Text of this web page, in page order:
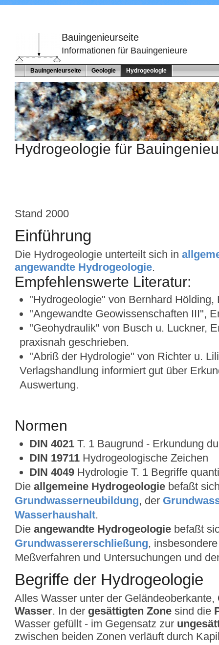
Bauingenieurseite
Informationen für Bauingenieure
Bauingenieurseite Geologie Hydrogeologie
Hydrogeologie für
Stand 2000
Einführung
Die Hydrogeologie unterteilt sich in
angewandte Hydrogeologie.
Empfehlenswerte Literatur:
"Hydrogeologie" von Bernhard Hölding,
"Angewandte Geowissenschaften III",
"Geohydraulik" von Busch u. Luckner,
praxisnah geschrieben.
"Abriß der Hydrologie" von Richter u.
Verlagshandlung informiert gut über
Auswertung.
Normen
DIN 4021T. 1 Baugrund - Erkundung
DIN 19711Hydrogeologische Zeichen
DIN 4049Hydrologie T. 1 Begriffe
Die allgemeine Hydrogeologie befaßt
Grundwasserneubildung, der
Wasserhaushalt.
Die angewandte Hydrogeologie befaßt
Grundwassererschließung,
Meßverfahren und Untersuchungen und
Begriffe der Hydrogeologie
Alles Wasser unter der Geländeoberkante,
Wasser. In der gesättigten Zone sind die
Wasser gefüllt - im Gegensatz zur
zwischen beiden Zonen verläuft durch